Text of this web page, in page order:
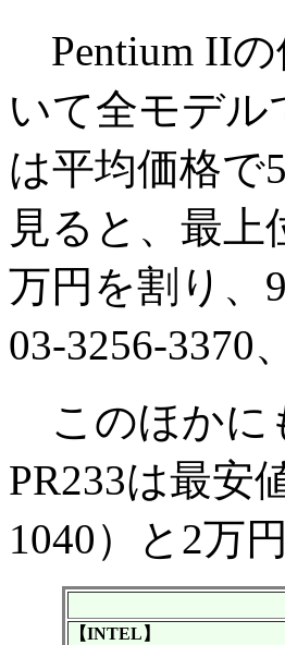
Pentium IIの
いて全モデル
は平均価格で
見ると、最上
万円を割り、
03-3256-3370
このほかに
PR233は最安
1040）と2万
【INTEL】